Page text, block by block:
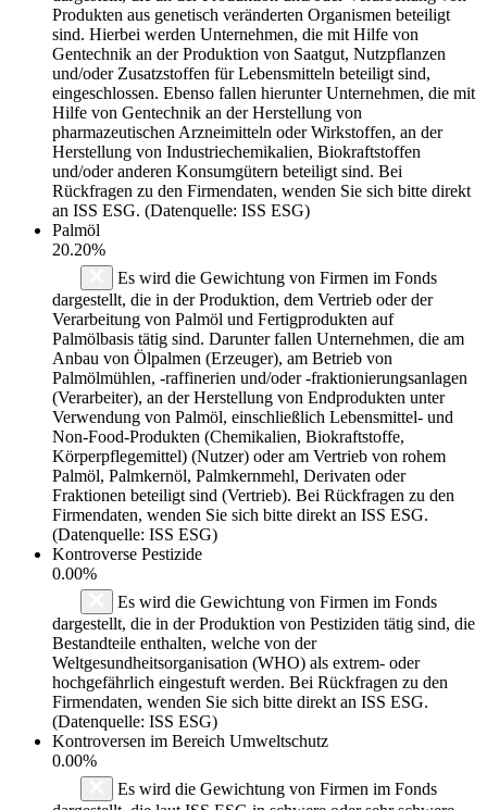
Produkten aus genetisch veränderten Organismen beteiligt
sind. Hierbei werden Unternehmen, die mit Hilfe von
Gentechnik an der Produktion von Saatgut, Nutzpflanzen
und/oder Zusatzstoffen für Lebensmitteln beteiligt sind,
eingeschlossen. Ebenso fallen hierunter Unternehmen, die mit
Hilfe von Gentechnik an der Herstellung von
pharmazeutischen Arzneimitteln oder Wirkstoffen, an der
Herstellung von Industriechemikalien, Biokraftstoffen
und/oder anderen Konsumgütern beteiligt sind. Bei
Rückfragen zu den Firmendaten, wenden Sie sich bitte direkt
an ISS ESG. (Datenquelle: ISS ESG)
Palmöl
20.20%
Es wird die Gewichtung von Firmen im Fonds
dargestellt, die in der Produktion, dem Vertrieb oder der
Verarbeitung von Palmöl und Fertigprodukten auf
Palmölbasis tätig sind. Darunter fallen Unternehmen, die am
Anbau von Ölpalmen (Erzeuger), am Betrieb von
Palmölmühlen, -raffinerien und/oder -fraktionierungsanlagen
(Verarbeiter), an der Herstellung von Endprodukten unter
Verwendung von Palmöl, einschließlich Lebensmittel- und
Non-Food-Produkten (Chemikalien, Biokraftstoffe,
Körperpflegemittel) (Nutzer) oder am Vertrieb von rohem
Palmöl, Palmkernöl, Palmkernmehl, Derivaten oder
Fraktionen beteiligt sind (Vertrieb). Bei Rückfragen zu den
Firmendaten, wenden Sie sich bitte direkt an ISS ESG.
(Datenquelle: ISS ESG)
Kontroverse Pestizide
0.00%
Es wird die Gewichtung von Firmen im Fonds
dargestellt, die in der Produktion von Pestiziden tätig sind, die
Bestandteile enthalten, welche von der
Weltgesundheitsorganisation (WHO) als extrem- oder
hochgefährlich eingestuft werden. Bei Rückfragen zu den
Firmendaten, wenden Sie sich bitte direkt an ISS ESG.
(Datenquelle: ISS ESG)
Kontroversen im Bereich Umweltschutz
0.00%
Es wird die Gewichtung von Firmen im Fonds